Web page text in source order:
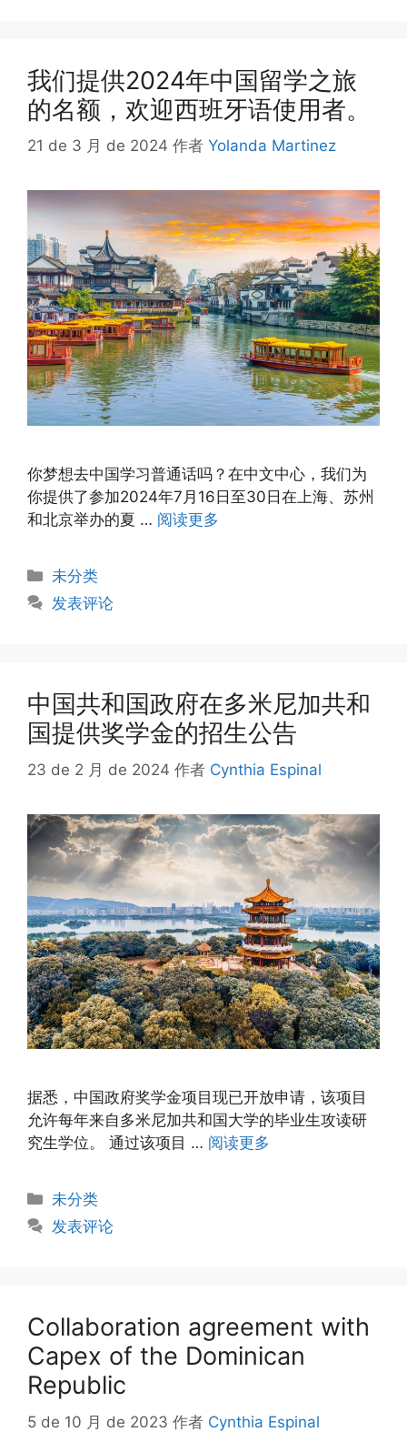
我们提供2024年中国留学之旅
的名额，欢迎西班牙语使用者。
21 de 3 月 de 2024 作者 Yolanda Martinez
你梦想去中国学习普通话吗？在中文中心，我们为
你提供了参加2024年7月16日至30日在上海、苏州
和北京举办的夏 … 阅读更多
未分类
发表评论
中国共和国政府在多米尼加共和
国提供奖学金的招生公告
23 de 2 月 de 2024 作者 Cynthia Espinal
据悉，中国政府奖学金项目现已开放申请，该项目
允许每年来自多米尼加共和国大学的毕业生攻读研
究生学位。 通过该项目 … 阅读更多
未分类
发表评论
Collaboration agreement with
Capex of the Dominican
Republic
5 de 10 月 de 2023 作者 Cynthia Espinal